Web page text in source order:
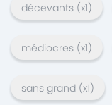
décevants (x1)
médiocres (x1)
sans grand (x1)